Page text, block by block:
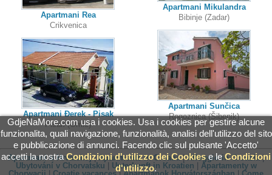
Apartmani Rea
Crikvenica
Apartmani Đerek - Pisak
Pisak (Omiš)
Apartmani Mikulandra
Bibinje (Zadar)
Apartmani Sunčica
Rogoznica (Šibenik)
Apartmani u Hrvatskoj|Apartments in Croatia|Alloggio in Croazia|
Ubytování v Chorvatsku
Unterkunft in Kroatien
Apartamenty w
GdjeNaMore.com usa i cookies. Usa i cookies per gestire alcune
funzionalita, quali navigazione, funzionalità, analisi dell'utilizzo del sito
e pubblicazione di annunci. Facendo clic sul pulsante 'Accetto'
accetti la nostraCondizioni d'utilizzo dei Cookiese leCondizioni
d'utilizzo.